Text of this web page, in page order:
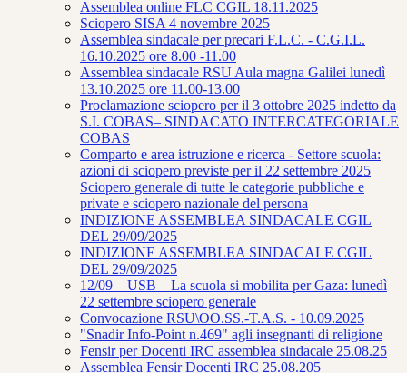
Assemblea online FLC CGIL 18.11.2025
Sciopero SISA 4 novembre 2025
Assemblea sindacale per precari F.L.C. - C.G.I.L.
16.10.2025 ore 8.00 -11.00
Assemblea sindacale RSU Aula magna Galilei lunedì
13.10.2025 ore 11.00-13.00
Proclamazione sciopero per il 3 ottobre 2025 indetto da
S.I. COBAS– SINDACATO INTERCATEGORIALE
COBAS
Comparto e area istruzione e ricerca - Settore scuola:
azioni di sciopero previste per il 22 settembre 2025
Sciopero generale di tutte le categorie pubbliche e
private e sciopero nazionale del persona
INDIZIONE ASSEMBLEA SINDACALE CGIL
DEL 29/09/2025
INDIZIONE ASSEMBLEA SINDACALE CGIL
DEL 29/09/2025
12/09 – USB – La scuola si mobilita per Gaza: lunedì
22 settembre sciopero generale
Convocazione RSU\OO.SS.-T.A.S. - 10.09.2025
"Snadir Info-Point n.469" agli insegnanti di religione
Fensir per Docenti IRC assemblea sindacale 25.08.25
Assemblea Fensir Docenti IRC 25.08.205